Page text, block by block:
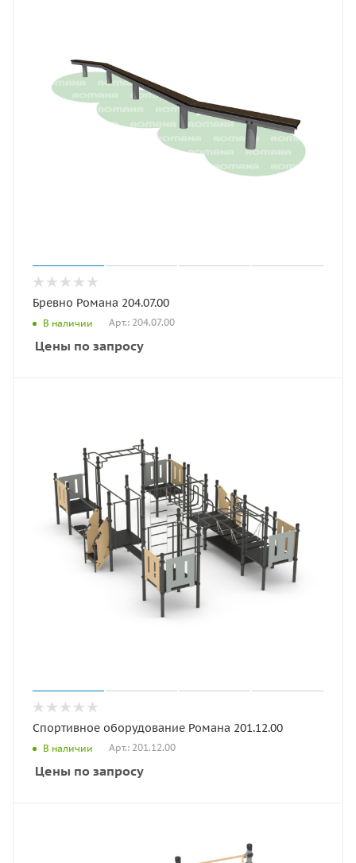
Бревно Романа 204.07.00
В наличии Арт.: 204.07.00
Цены по запросу
Спортивное оборудование Романа 201.12.00
В наличии Арт.: 201.12.00
Цены по запросу